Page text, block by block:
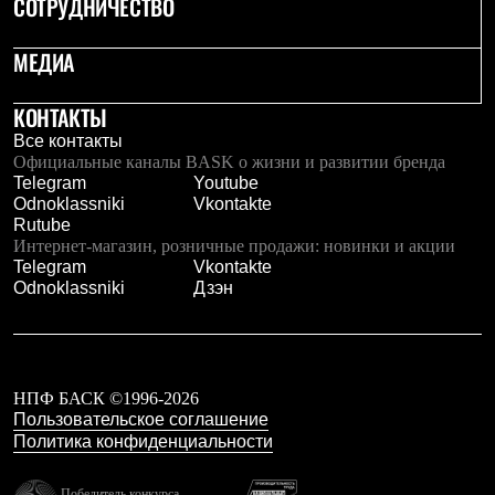
Брюки
Софтшелл одежда
Куртки
Флисовая одежда
Брюки
Жилеты
Комбинезоны
Термобелье
Комплект термобелья
Снаряжение
Палатки и тенты
Палатки
Тенты
Аксессуары для палаток
Экспедиционные
Городские
Аксессуары для рюкзаков
Спальные мешки
Комбинированные
СОТРУДНИЧЕСТВО
МЕДИА
КОНТАКТЫ
Все контакты
Официальные каналы BASK о жизни и развитии бренда
Telegram
Youtube
Odnoklassniki
Vkontakte
Rutube
Интернет-магазин, розничные продажи: новинки и акции
Telegram
Vkontakte
Odnoklassniki
Дзэн
НПФ БАСК ©1996-2026
Пользовательское соглашение
Политика конфиденциальности